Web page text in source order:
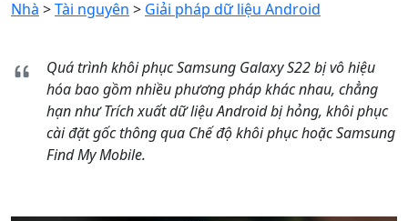
Nhà >Tài nguyên > Giải pháp dữ liệu Android
Quá trình khôi phục Samsung Galaxy S22 bị vô hiệu
hóa bao gồm nhiều phương pháp khác nhau, chẳng
hạn như Trích xuất dữ liệu Android bị hỏng, khôi phục
cài đặt gốc thông qua Chế độ khôi phục hoặc Samsung
Find My Mobile.